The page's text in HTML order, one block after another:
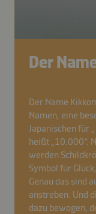
Der
Der Name
Namen, eine
Japanischen für
heißt „10.000”.
werden
Symbol für
Genau das sind
anstreben. Und
dazu bewogen,